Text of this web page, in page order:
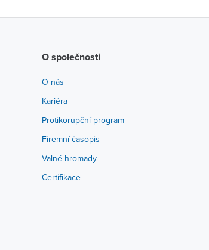
O společnosti
O nás
Kariéra
Protikorupční program
Firemní časopis
Valné hromady
Certifikace